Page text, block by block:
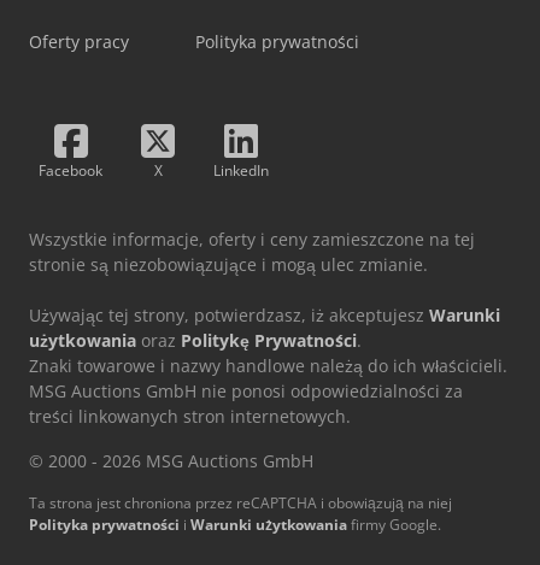
Oferty pracy Polityka prywatności
Facebook X LinkedIn
Wszystkie informacje, oferty i ceny zamieszczone na tej
stronie są niezobowiązujące i mogą ulec zmianie.
Używając tej strony, potwierdzasz, iż akceptujesz Warunki
użytkowania oraz Politykę Prywatności.
Znaki towarowe i nazwy handlowe należą do ich właścicieli.
MSG Auctions GmbH nie ponosi odpowiedzialności za
treści linkowanych stron internetowych.
© 2000 - 2026 MSG Auctions GmbH
Ta strona jest chroniona przez reCAPTCHA i obowiązują na niej
Polityka prywatności i Warunki użytkowaniafirmy Google.